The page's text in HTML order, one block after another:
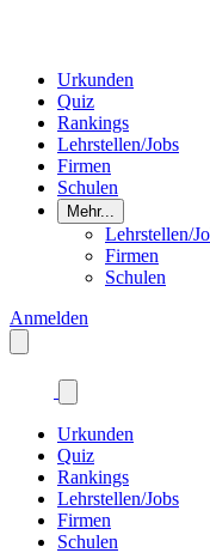
Urkunden
Quiz
Rankings
Lehrstellen/Jobs
Firmen
Schulen
Mehr...
Lehrstellen/
Firmen
Schulen
Anmelden
Urkunden
Quiz
Rankings
Lehrstellen/Jobs
Firmen
Schulen